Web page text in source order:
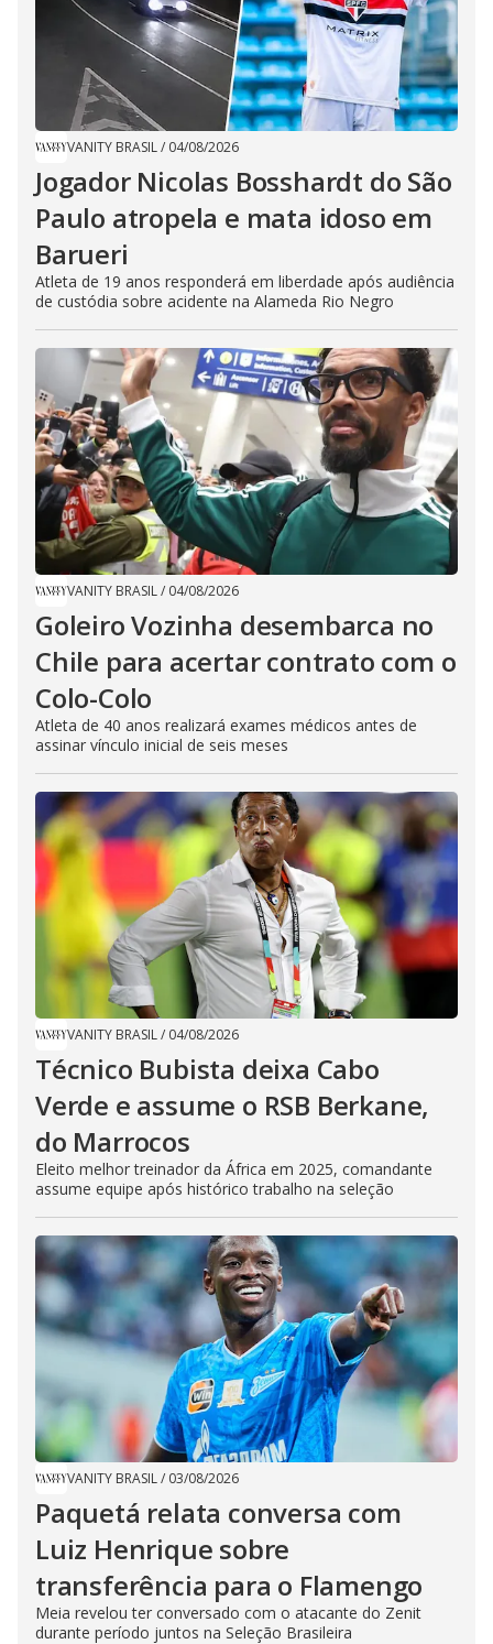
VANITY BRASIL/ 04/08/2026
Jogador Nicolas Bosshardt do São
Paulo atropela e mata idoso em
Barueri
Atleta de 19 anos responderá em liberdade após audiência
de custódia sobre acidente na Alameda Rio Negro
VANITY BRASIL/ 04/08/2026
Goleiro Vozinha desembarca no
Chile para acertar contrato com o
Colo-Colo
Atleta de 40 anos realizará exames médicos antes de
assinar vínculo inicial de seis meses
VANITY BRASIL/ 04/08/2026
Técnico Bubista deixa Cabo
Verde e assume o RSB Berkane,
do Marrocos
Eleito melhor treinador da África em 2025, comandante
assume equipe após histórico trabalho na seleção
VANITY BRASIL/ 03/08/2026
Paquetá relata conversa com
Luiz Henrique sobre
transferência para o Flamengo
Meia revelou ter conversado com o atacante do Zenit
durante período juntos na Seleção Brasileira